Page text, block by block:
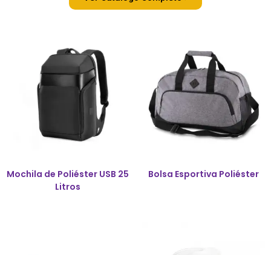
Mochila de Poliéster USB 25
Litros
Bolsa Esportiva Poliéster